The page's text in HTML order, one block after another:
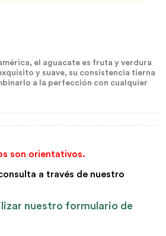
el aguacate es fruta y verdura
y suave, su consistencia tierna
a la perfección con cualquier
son orientativos.
a través de nuestro
nuestro formulario de